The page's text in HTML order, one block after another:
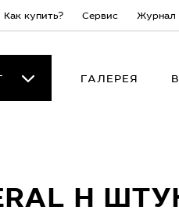
Как купить? Сервис Журнал
ГАЛЕРЕЯ
H